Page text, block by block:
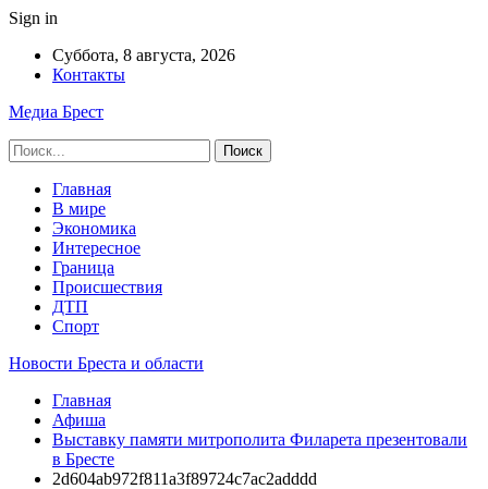
Sign in
Суббота, 8 августа, 2026
Контакты
Медиа Брест
Главная
В мире
Экономика
Интересное
Граница
Происшествия
ДТП
Спорт
Новости Бреста и области
Главная
Афиша
Выставку памяти митрополита Филарета презентовали
в Бресте
2d604ab972f811a3f89724c7ac2adddd